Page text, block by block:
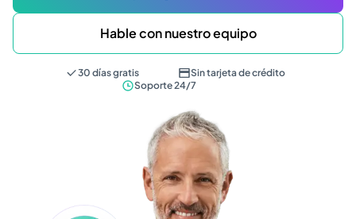
Hable con nuestro equipo
30 días gratis
Sin tarjeta de crédito
Soporte 24/7